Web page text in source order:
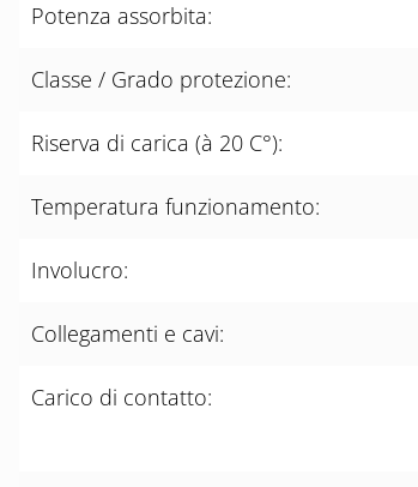
Potenza assorbita:
Classe / Grado protezione:
Riserva di carica (à 20 C°):
Temperatura funzionamento:
Involucro:
Collegamenti e cavi:
Carico di contatto: